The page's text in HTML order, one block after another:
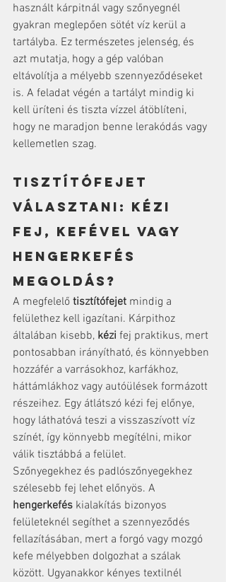
használt kárpitnál vagy szőnyegnél
gyakran meglepően sötét víz kerül a
tartályba. Ez természetes jelenség, és
azt mutatja, hogy a gép valóban
eltávolítja a mélyebb szennyeződéseket
is. A feladat végén a tartályt mindig ki
kell üríteni és tiszta vízzel átöblíteni,
hogy ne maradjon benne lerakódás vagy
kellemetlen szag.
Tisztítófejet
választani: kézi
fej, kefével vagy
hengerkefés
megoldás?
A megfelelő tisztítófejet mindig a
felülethez kell igazítani. Kárpithoz
általában kisebb, kézi fej praktikus, mert
pontosabban irányítható, és könnyebben
hozzáfér a varrásokhoz, karfákhoz,
háttámlákhoz vagy autóülések formázott
részeihez. Egy átlátszó kézi fej előnye,
hogy láthatóvá teszi a visszaszívott víz
színét, így könnyebb megítélni, mikor
válik tisztábbá a felület.
Szőnyegekhez és padlószőnyegekhez
szélesebb fej lehet előnyös. A
hengerkefés kialakítás bizonyos
felületeknél segíthet a szennyeződés
fellazításában, mert a forgó vagy mozgó
kefe mélyebben dolgozhat a szálak
között. Ugyanakkor kényes textilnél